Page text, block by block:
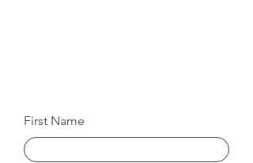
First Name